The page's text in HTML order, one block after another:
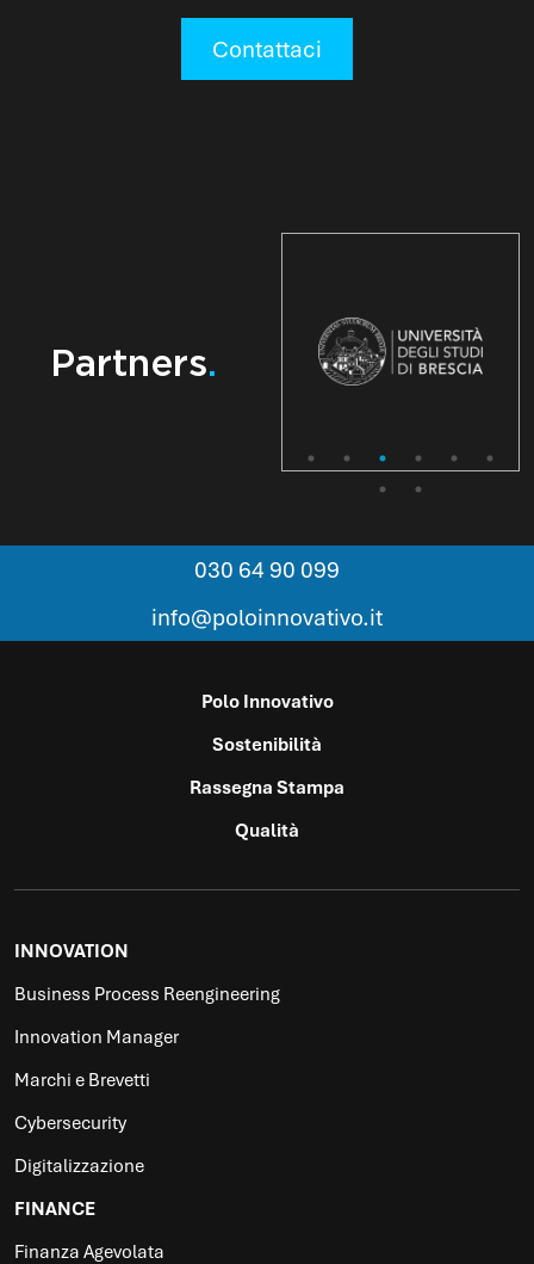
Contattaci
Partners.
030 64 90 099
info@poloinnovativo.it
Polo Innovativo
Sostenibilità
Rassegna Stampa
Qualità
INNOVATION
Business Process Reengineering
Innovation Manager
Marchi e Brevetti
Cybersecurity
Digitalizzazione
FINANCE
Finanza Agevolata